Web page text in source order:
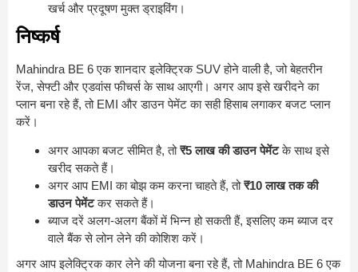
खर्च और प्रदूषण मुक्त ड्राइविंग।
निष्कर्ष
Mahindra BE 6 एक शानदार इलेक्ट्रिक SUV होने वाली है, जो बेहतरीन
रेंज, सेफ्टी और एडवांस फीचर्स के साथ आएगी। अगर आप इसे खरीदने का
प्लान बना रहे हैं, तो EMI और डाउन पेमेंट का सही हिसाब लगाकर बजट प्लान
करें।
अगर आपका बजट सीमित है, तो₹5 लाख की डाउन पेमेंटके साथ इसे
खरीद सकते हैं।
अगर आप EMI का बोझ कम करना चाहते हैं, तो₹10 लाख तक की
डाउन पेमेंटकर सकते हैं।
ब्याज दरें अलग-अलग बैंकों में भिन्न हो सकती हैं, इसलिए कम ब्याज दर
वाले बैंक से लोन लेने की कोशिश करें।
अगर आप इलेक्ट्रिक कार लेने की योजना बना रहे हैं, तो Mahindra BE 6 एक